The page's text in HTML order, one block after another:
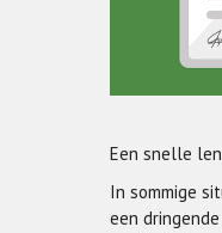
Een snelle
In sommige
een